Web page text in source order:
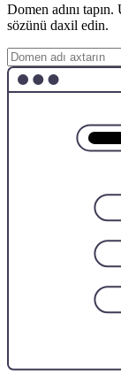
Domen adını
sözünü daxil edin.